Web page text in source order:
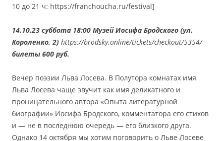
10 до 21 ч: https://franchoucha.ru/festival]
14.10.23 суббота 18:00 Музей Иосифа Бродского (ул.
Короленко, 2) https://brodsky.online/tickets/checkout/5354/
билеты 600 руб.
Вечер поэзии Льва Лосева. В Полутора комнатах имя
Льва Лосева чаще звучит как имя деликатного и
проницательного автора «Опыта литературной
биографии» Иосифа Бродского, комментатора его стихов
и — не в последнюю очередь — его близкого друга.
Однако 14 октября мы хотим поговорить о Льве Лосеве